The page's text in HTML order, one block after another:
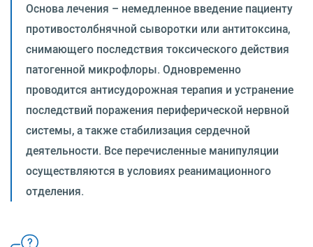
Основа лечения – немедленное введение пациенту
противостолбнячной сыворотки или антитоксина,
снимающего последствия токсического действия
патогенной микрофлоры. Одновременно
проводится антисудорожная терапия и устранение
последствий поражения периферической нервной
системы, а также стабилизация сердечной
деятельности. Все перечисленные манипуляции
осуществляются в условиях реанимационного
отделения.